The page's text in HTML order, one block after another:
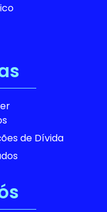
de Dívida